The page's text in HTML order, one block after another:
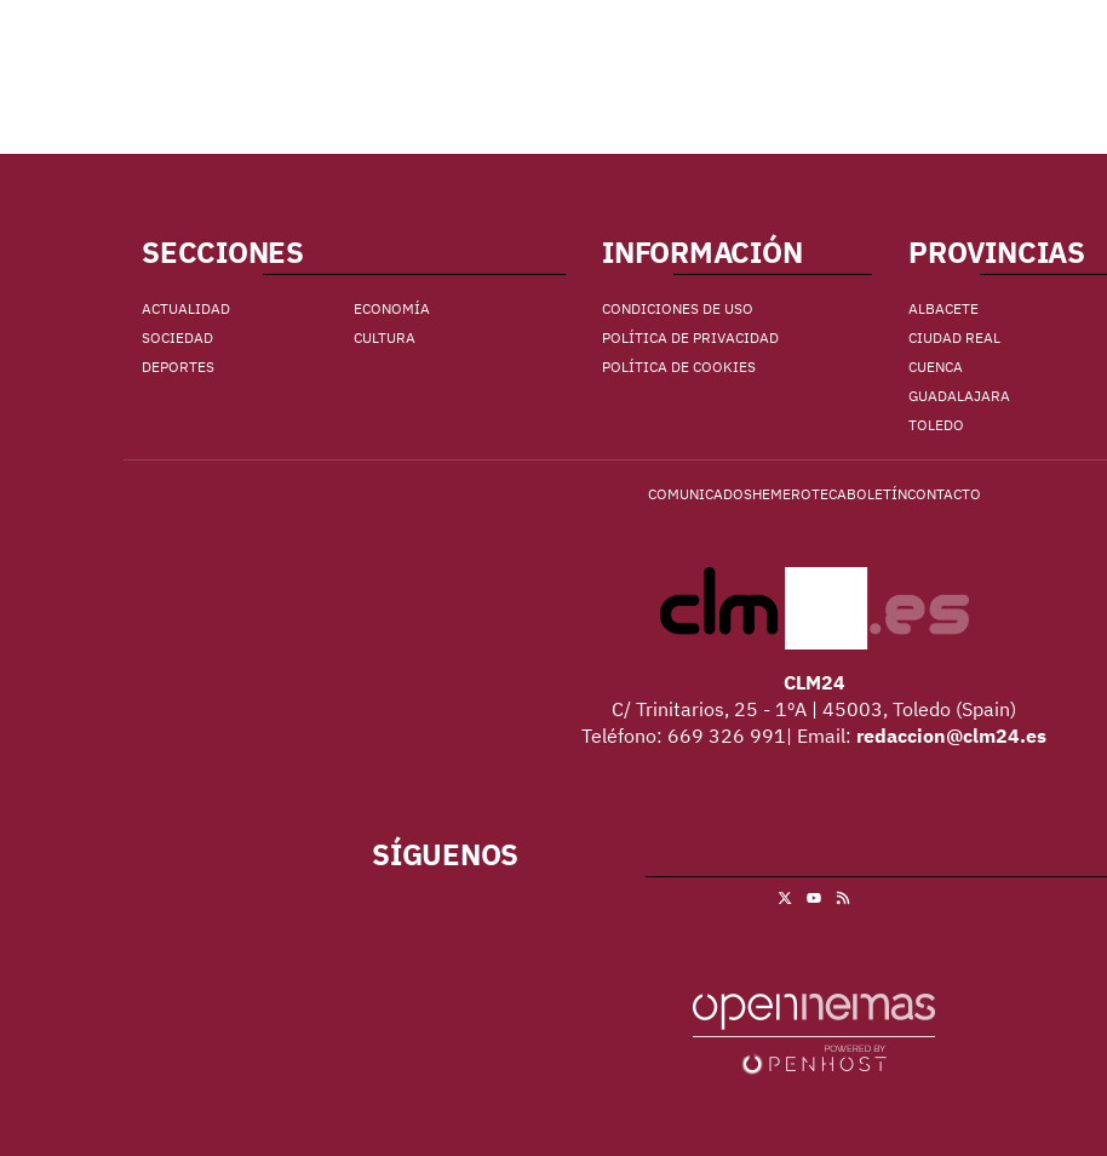
SECCIONES
ACTUALIDAD
ECONOMÍA
SOCIEDAD
CULTURA
DEPORTES
INFORMACIÓN
CONDICIONES DE USO
POLÍTICA DE PRIVACIDAD
POLÍTICA DE COOKIES
PROVINCIAS
ALBACETE
CIUDAD REAL
CUENCA
GUADALAJARA
TOLEDO
COMUNICADOSHEMEROTECABOLETÍNCONTACTO
CLM24
C/ Trinitarios, 25 - 1ºA | 45003, Toledo (Spain)
Teléfono: 669 326 991| Email: redaccion@clm24.es
SÍGUENOS